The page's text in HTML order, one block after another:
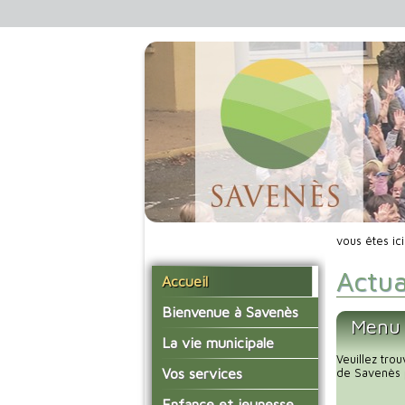
Accueil
Bienvenue à Savenès
Situer Savenès
Savenès en chiffre
L'histoire du village
La vie municipale
Vos élus
Les compte-rendus du
Vos services
La mairie
vous êtes
Veuillez
de Savenès